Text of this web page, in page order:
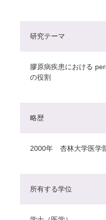
研究テーマ
膠原病疾患における
の役割
略歴
2000年 杏林大学医学
所有する学位